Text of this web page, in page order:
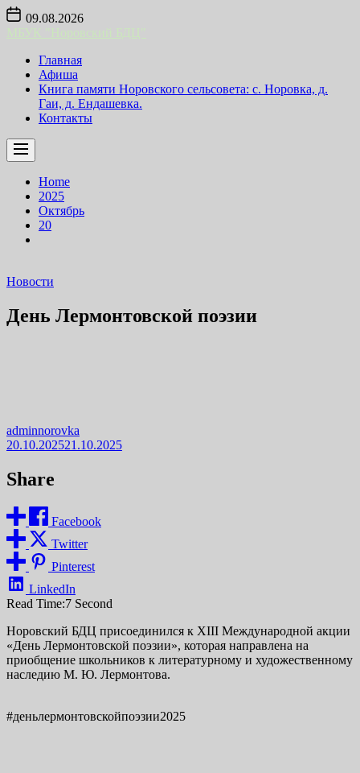
Skip
content
09.08.2026
Главная
Афиша
Книга памяти Норовского сельсовета: с. Норовка, д.
Гаи, д. Ендашевка.
Контакты
Home
2025
Октябрь
20
Новости
День Лермонтовской поэзии
adminnorovka
20.10.202521.10.2025
Share
Facebook
Twitter
Pinterest
LinkedIn
Read Time:7 Second
Норовский БДЦ присоединился к XIII Международной акции
«День Лермонтовской поэзии», которая направлена на
приобщение школьников к литературному и художественному
наследию М. Ю. Лермонтова.
#деньлермонтовскойпоэзии2025